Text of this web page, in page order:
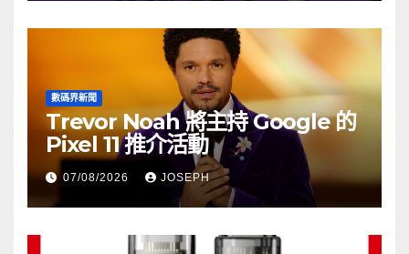
數碼界新聞
Trevor Noah 將主持 Google 的
Pixel 11 推介活動
07/08/2026 JOSEPH